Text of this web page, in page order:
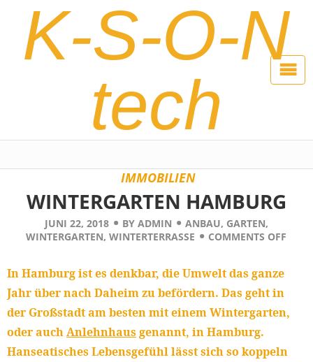
K-S-O-N
tech
IMMOBILIEN
WINTERGARTEN HAMBURG
JUNI 22, 2018 BY ADMIN ANBAU, GARTEN,
WINTERGARTEN,WINTERTERRASSE COMMENTS OFF
In Hamburg ist es denkbar, die Umwelt das ganze
Jahr über nach Daheim zu befördern. Das geht in
der Großstadt am besten mit einem Wintergarten,
oder auchAnlehnhausgenannt, in Hamburg.
Hanseatisches Lebensgefühl lässt sich so koppeln